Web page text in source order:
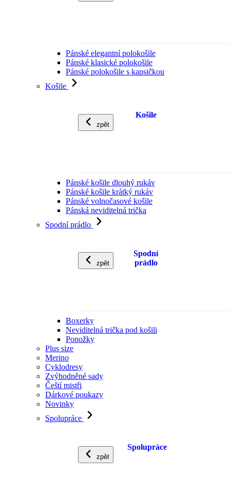
Pánské elegantní polokošile
Pánské klasické polokošile
Pánské polokošile s kapsičkou
Košile
zpět
Košile
Pánské košile dlouhý rukáv
Pánské košile krátký rukáv
Pánské volnočasové košile
Pánská neviditelná trička
Spodní prádlo
zpět
Spodní
prádlo
Boxerky
Neviditelná trička pod košili
Ponožky
Plus size
Merino
Cyklodresy
Zvýhodněné sady
Čeští mistři
Dárkové poukazy
Novinky
Spolupráce
zpět
Spolupráce